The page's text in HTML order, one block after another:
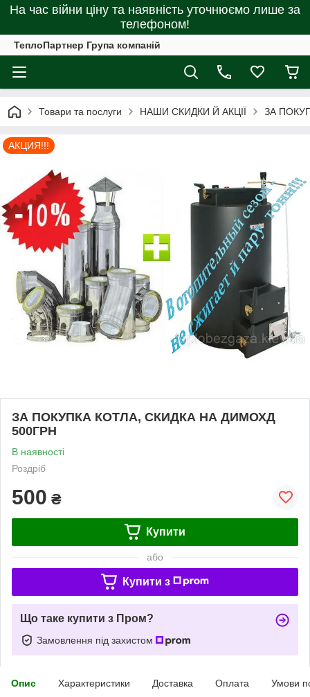
На час війни ціну та наявність уточнюємо лише за
телефоном!
ТеплоПартнер Група компаній
Товари та послуги НАШИ СКИДКИ Й АКЦІЇ ЗА
АКЦИЯ!!!
ЗА ПОКУПКА КОТЛА, СКИДКА НА ДИМОХД
500ГРН
В наявності
Роздріб
500 ₴
Купити
або
Купити з
Що таке купити з Пром?
Замовлення під захистом
Опис Характеристики Доставка Оплата Умови